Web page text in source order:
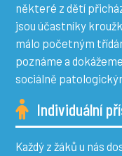
některé z dětí
jsou účastníky
málo početným
poznáme a
sociálně
Individuální
Každý z žáků u nás